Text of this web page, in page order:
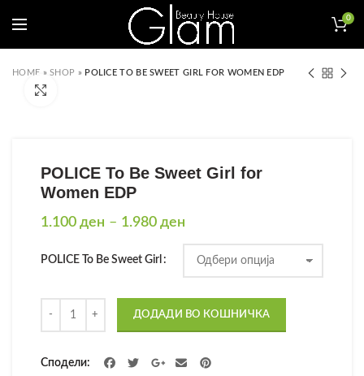
0
HOME »SHOP » POLICE TO BE SWEET GIRL FOR WOMEN EDP
POLICE To Be Sweet Girl for
Women EDP
1.100 ден – 1.980 ден
1.100 ден
through
POLICE To Be Sweet Girl
ДОДАДИ ВО КОШНИЧКА
Сподели